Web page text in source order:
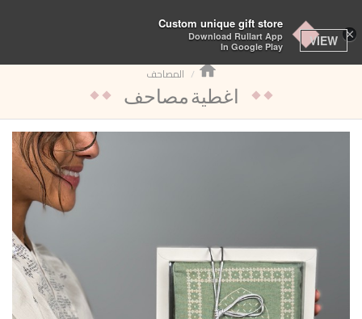
تبديل
التنقل
المصاحف
اغطية مصاحف
×
Custom unique gift store
Download Rullart App
In Google Play
VIEW